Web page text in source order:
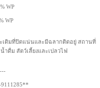
WP
WP
เดิมที่ปิดแน่นและมีฉลากติดอยู่ สถานที่
ำดื่ม สัตว์เลี้ยงและเปลวไฟ